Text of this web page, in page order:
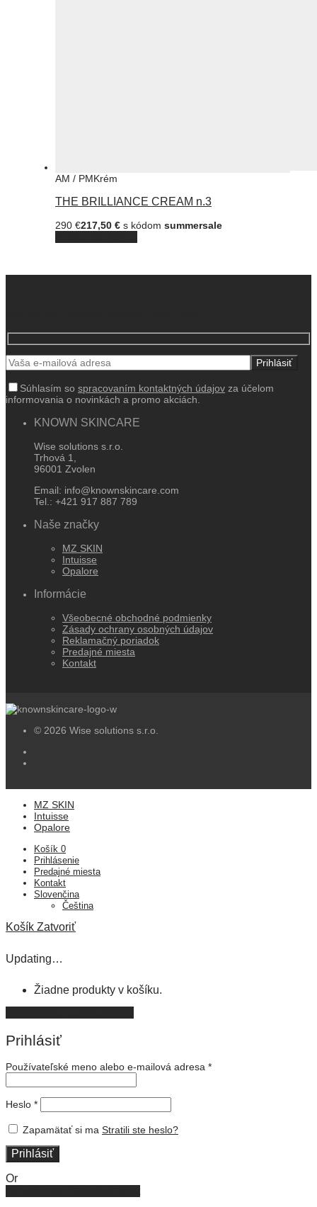
AM / PMKrém
THE BRILLIANCE CREAM n.3
290 €217,50 € s kódom summersale
Súhlasím so spracovaním kontaktných údajov za účelom
informovania o novinkách a promo akciách.
KNOWN SKINCARE
Wise solutions s.r.o.
Trhová 1,
96001 Zvolen
Email: info@knownskincare.com
Tel.: +421 917 887 789
Naše značky
MZ SKIN
Intuisse
Opalore
Informácie
Všeobecné obchodné podmienky
Zásady ochrany osobných údajov
Reklamačný poriadok
Predajné miesta
Kontakt
© 2026 Wise solutions s.r.o.
MZ SKIN
Intuisse
Opalore
Košík 0
Prihlásenie
Predajné miesta
Kontakt
Slovenčina
Čeština
Košík Zatvoriť
Updating…
Žiadne produkty v košíku.
Prihlásiť
Používateľské meno alebo e-mailová adresa *
Heslo *
Zapamätať si ma Stratili ste heslo?
Prihlásiť
Or